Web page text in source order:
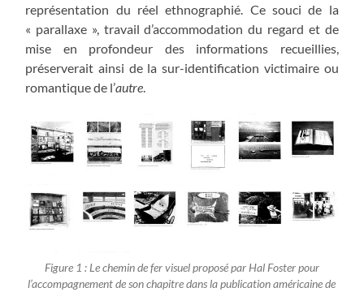
représentation du réel ethnographié. Ce souci de la
« parallaxe », travail d’accommodation du regard et de
mise en profondeur des informations recueillies,
préserverait ainsi de la sur-identification victimaire ou
romantique de l’autre
Figure 1 : Le chemin de fer visuel proposé par Hal Foster pour
l’accompagnement de son chapitre dans la publication américaine de